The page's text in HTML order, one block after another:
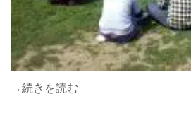
→続きを読む